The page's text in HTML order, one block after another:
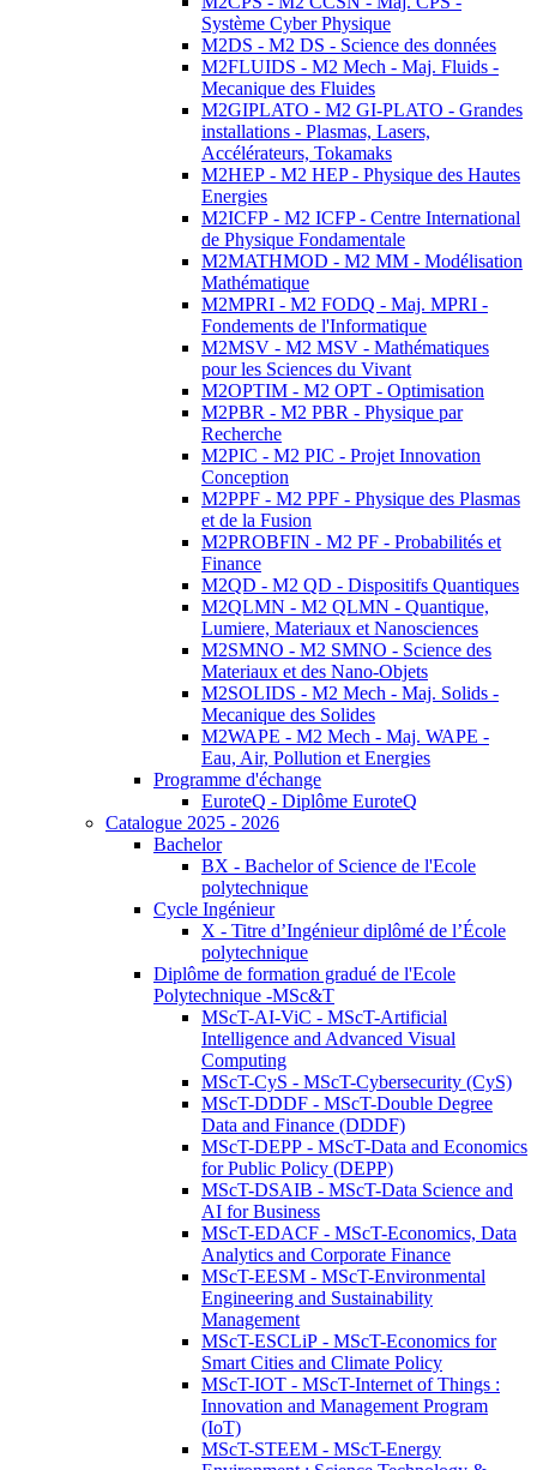
Système Cyber Physique
M2DS - M2 DS - Science des données
M2FLUIDS - M2 Mech - Maj. Fluids -
Mecanique des Fluides
M2GIPLATO - M2 GI-PLATO - Grandes
installations - Plasmas, Lasers,
Accélérateurs, Tokamaks
M2HEP - M2 HEP - Physique des Hautes
Energies
M2ICFP - M2 ICFP - Centre International
de Physique Fondamentale
M2MATHMOD - M2 MM - Modélisation
Mathématique
M2MPRI - M2 FODQ - Maj. MPRI -
Fondements de l'Informatique
M2MSV - M2 MSV - Mathématiques
pour les Sciences du Vivant
M2OPTIM - M2 OPT - Optimisation
M2PBR - M2 PBR - Physique par
Recherche
M2PIC - M2 PIC - Projet Innovation
Conception
M2PPF - M2 PPF - Physique des Plasmas
et de la Fusion
M2PROBFIN - M2 PF - Probabilités et
Finance
M2QD - M2 QD - Dispositifs Quantiques
M2QLMN - M2 QLMN - Quantique,
Lumiere, Materiaux et Nanosciences
M2SMNO - M2 SMNO - Science des
Materiaux et des Nano-Objets
M2SOLIDS - M2 Mech - Maj. Solids -
Mecanique des Solides
M2WAPE - M2 Mech - Maj. WAPE -
Eau, Air, Pollution et Energies
Programme d'échange
EuroteQ - Diplôme EuroteQ
Catalogue 2025 - 2026
Bachelor
BX - Bachelor of Science de l'Ecole
polytechnique
Cycle Ingénieur
X - Titre d’Ingénieur diplômé de l’École
polytechnique
Diplôme de formation gradué de l'Ecole
Polytechnique -MSc&T
MScT-AI-ViC - MScT-Artificial
Intelligence and Advanced Visual
Computing
MScT-CyS - MScT-Cybersecurity (CyS)
MScT-DDDF - MScT-Double Degree
Data and Finance (DDDF)
MScT-DEPP - MScT-Data and Economics
for Public Policy (DEPP)
MScT-DSAIB - MScT-Data Science and
AI for Business
MScT-EDACF - MScT-Economics, Data
Analytics and Corporate Finance
MScT-EESM - MScT-Environmental
Engineering and Sustainability
Management
MScT-ESCLiP - MScT-Economics for
Smart Cities and Climate Policy
MScT-IOT - MScT-Internet of Things :
Innovation and Management Program
(IoT)
MScT-STEEM - MScT-Energy